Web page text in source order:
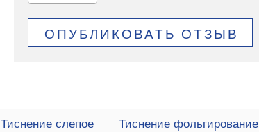
ОПУБЛИКОВАТЬ ОТЗЫВ
Тиснение слепое Тиснение фольгирование